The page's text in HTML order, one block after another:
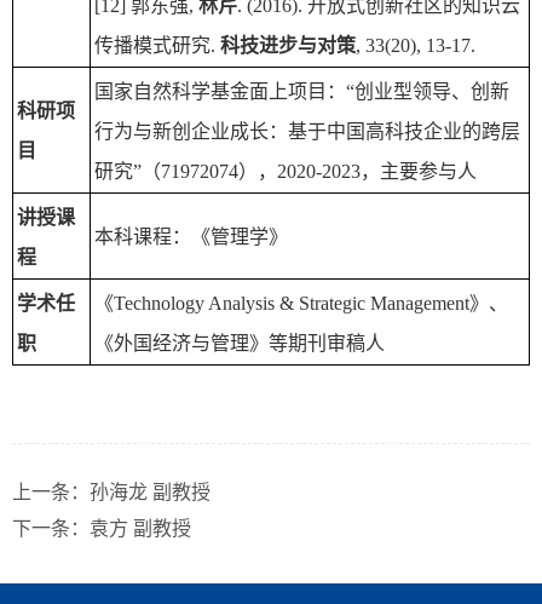
[12] 郭东强, 林芹. (2016). 开放式创新社区的知识云
传播模式研究. 科技进步与对策, 33(20), 13-17.
科研项
目
国家自然科学基金面上项目：“创业型领导、创新
行为与新创企业成长：基于中国高科技企业的跨层
研究”（71972074），2020-2023，主要参与人
讲授课
程
本科课程：《管理学》
学术任
职
《Technology Analysis & Strategic Management》、
《外国经济与管理》等期刊审稿人
上一条： 孙海龙 副教授
下一条： 袁方 副教授